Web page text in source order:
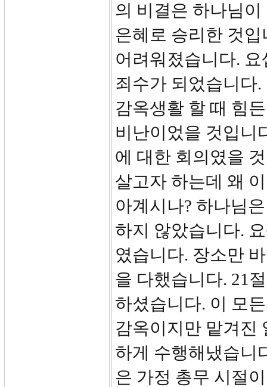
의 비결은 하나님
은혜로 승리한 것
어려워졌습니다.
죄수가 되었습니다
감옥생활 할 때 힘
비난이었을 것입니
에 대한 회의였을
살고자 하는데 왜
아계시나? 하나님
하지 않았습니다.
였습니다. 장소만
을 다했습니다. 21
하셨습니다. 이 모
감옥이지만 맡겨진
하게 수행해냈습니
은 가정 총무 시절